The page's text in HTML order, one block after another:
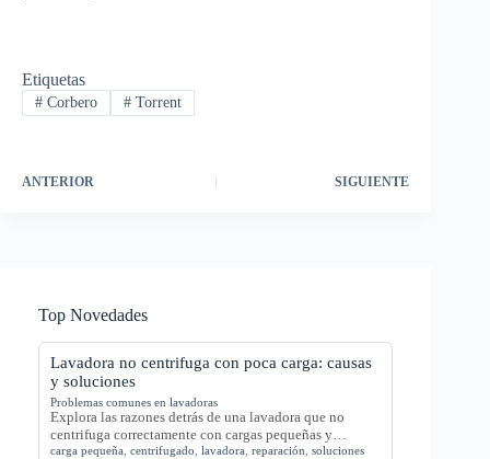
Etiquetas
#Corbero #Torrent
ANTERIOR SIGUIENTE
Top Novedades
Lavadora no centrifuga con poca carga: causas
y soluciones
Problemas comunes en lavadoras
Explora las razones detrás de una lavadora que no
centrifuga correctamente con cargas pequeñas y…
carga pequeña centrifugado lavadora reparación soluciones